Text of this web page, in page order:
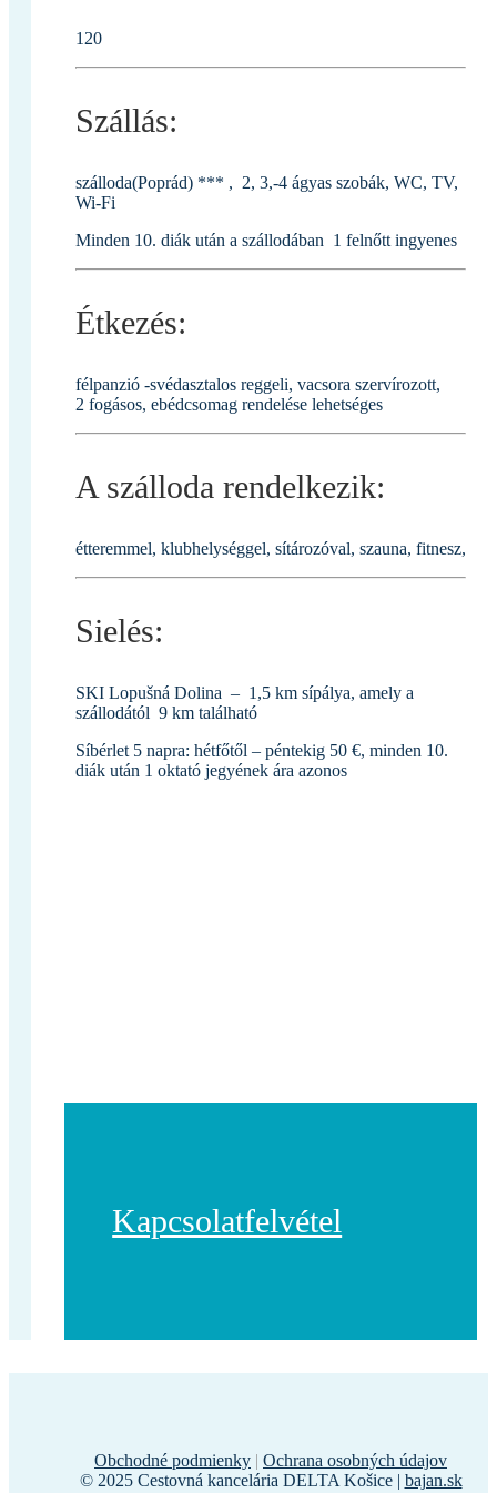
120
Szállás:
szálloda(Poprád) *** , 2, 3,-4 ágyas szobák, WC, TV,
Wi-Fi
Minden 10. diák után a szállodában 1 felnőtt ingyenes
Étkezés:
félpanzió -svédasztalos reggeli, vacsora szervírozott,
2 fogásos, ebédcsomag rendelése lehetséges
A szálloda rendelkezik:
étteremmel, klubhelységgel, sítározóval, szauna, fitnesz,
Sielés:
SKI Lopušná Dolina – 1,5 km sípálya, amely a
szállodától 9 km található
Síbérlet 5 napra: hétfőtől – péntekig 50 €, minden 10.
diák után 1 oktató jegyének ára azonos
Kapcsolatfelvétel
Obchodné podmienky | Ochrana osobných údajov
© 2025 Cestovná kancelária DELTA Košice | bajan.sk